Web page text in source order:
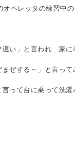
オペレッタの練習中
遅い」と言われ 家に
ぜする～」と言って
言って台に乗って洗